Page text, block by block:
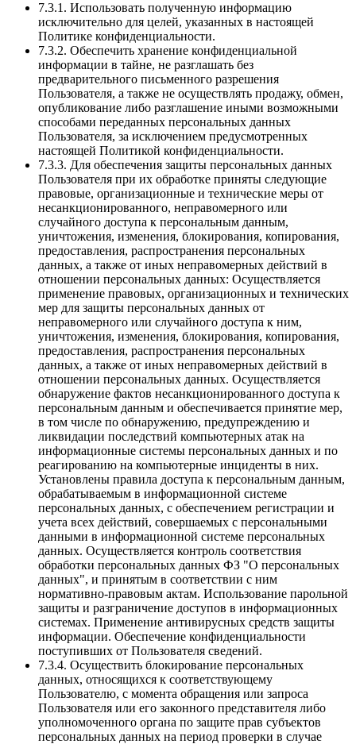
7.3.1. Использовать полученную информацию
исключительно для целей, указанных в настоящей
Политике конфиденциальности.
7.3.2. Обеспечить хранение конфиденциальной
информации в тайне, не разглашать без
предварительного письменного разрешения
Пользователя, а также не осуществлять продажу, обмен,
опубликование либо разглашение иными возможными
способами переданных персональных данных
Пользователя, за исключением предусмотренных
настоящей Политикой конфиденциальности.
7.3.3. Для обеспечения защиты персональных данных
Пользователя при их обработке приняты следующие
правовые, организационные и технические меры от
несанкционированного, неправомерного или
случайного доступа к персональным данным,
уничтожения, изменения, блокирования, копирования,
предоставления, распространения персональных
данных, а также от иных неправомерных действий в
отношении персональных данных: Осуществляется
применение правовых, организационных и технических
мер для защиты персональных данных от
неправомерного или случайного доступа к ним,
уничтожения, изменения, блокирования, копирования,
предоставления, распространения персональных
данных, а также от иных неправомерных действий в
отношении персональных данных. Осуществляется
обнаружение фактов несанкционированного доступа к
персональным данным и обеспечивается принятие мер,
в том числе по обнаружению, предупреждению и
ликвидации последствий компьютерных атак на
информационные системы персональных данных и по
реагированию на компьютерные инциденты в них.
Установлены правила доступа к персональным данным,
обрабатываемым в информационной системе
персональных данных, с обеспечением регистрации и
учета всех действий, совершаемых с персональными
данными в информационной системе персональных
данных. Осуществляется контроль соответствия
обработки персональных данных ФЗ "О персональных
данных", и принятым в соответствии с ним
нормативно-правовым актам. Использование парольной
защиты и разграничение доступов в информационных
системах. Применение антивирусных средств защиты
информации. Обеспечение конфиденциальности
поступивших от Пользователя сведений.
7.3.4. Осуществить блокирование персональных
данных, относящихся к соответствующему
Пользователю, с момента обращения или запроса
Пользователя или его законного представителя либо
уполномоченного органа по защите прав субъектов
персональных данных на период проверки в случае